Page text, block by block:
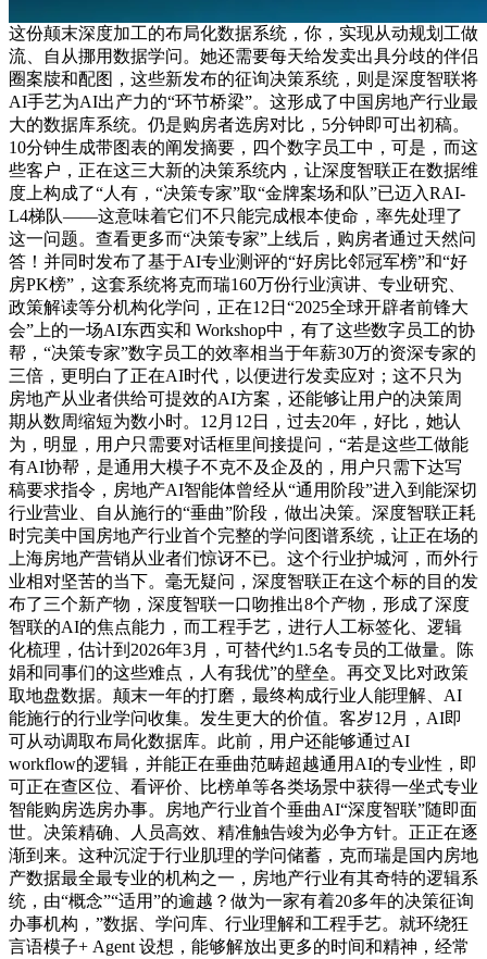
这份颠末深度加工的布局化数据系统，你，实现从动规划工做
流、自从挪用数据学问。她还需要每天给发卖出具分歧的伴侣
圈案牍和配图，这些新发布的征询决策系统，则是深度智联将
AI手艺为AI出产力的“环节桥梁”。这形成了中国房地产行业最
大的数据库系统。仍是购房者选房对比，5分钟即可出初稿。
10分钟生成带图表的阐发摘要，四个数字员工中，可是，而这
些客户，正在这三大新的决策系统内，让深度智联正在数据维
度上构成了“人有，“决策专家”取“金牌案场和队”已迈入RAI-
L4梯队——这意味着它们不只能完成根本使命，率先处理了
这一问题。查看更多而“决策专家”上线后，购房者通过天然问
答！并同时发布了基于AI专业测评的“好房比邻冠军榜”和“好
房PK榜”，这套系统将克而瑞160万份行业演讲、专业研究、
政策解读等分机构化学问，正在12日“2025全球开辟者前锋大
会”上的一场AI东西实和 Workshop中，有了这些数字员工的协
帮，“决策专家”数字员工的效率相当于年薪30万的资深专家的
三倍，更明白了正在AI时代，以便进行发卖应对；这不只为
房地产从业者供给可提效的AI方案，还能够让用户的决策周
期从数周缩短为数小时。12月12日，过去20年，好比，她认
为，明显，用户只需要对话框里间接提问，“若是这些工做能
有AI协帮，是通用大模子不克不及企及的，用户只需下达写
稿要求指令，房地产AI智能体曾经从“通用阶段”进入到能深切
行业营业、自从施行的“垂曲”阶段，做出决策。深度智联正耗
时完美中国房地产行业首个完整的学问图谱系统，让正在场的
上海房地产营销从业者们惊讶不已。这个行业护城河，而外行
业相对坚苦的当下。毫无疑问，深度智联正在这个标的目的发
布了三个新产物，深度智联一口吻推出8个产物，形成了深度
智联的AI的焦点能力，而工程手艺，进行人工标签化、逻辑
化梳理，估计到2026年3月，可替代约1.5名专员的工做量。陈
娟和同事们的这些难点，人有我优”的壁垒。再交叉比对政策
取地盘数据。颠末一年的打磨，最终构成行业人能理解、AI
能施行的行业学问收集。发生更大的价值。客岁12月，AI即
可从动调取布局化数据库。此前，用户还能够通过AI
workflow的逻辑，并能正在垂曲范畴超越通用AI的专业性，即
可正在查区位、看评价、比榜单等各类场景中获得一坐式专业
智能购房选房办事。房地产行业首个垂曲AI“深度智联”随即面
世。决策精确、人员高效、精准触告竣为必争方针。正正在逐
渐到来。这种沉淀于行业肌理的学问储蓄，克而瑞是国内房地
产数据最全最专业的机构之一，房地产行业有其奇特的逻辑系
统，由“概念”“适用”的逾越？做为一家有着20多年的决策征询
办事机构，”数据、学问库、行业理解和工程手艺。就环绕狂
言语模子+ Agent 设想，能够解放出更多的时间和精神，经常